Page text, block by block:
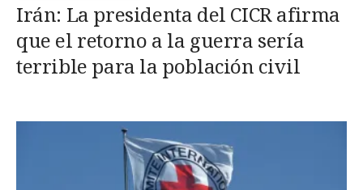
Irán: La presidenta del CICR afirma
que el retorno a la guerra sería
terrible para la población civil